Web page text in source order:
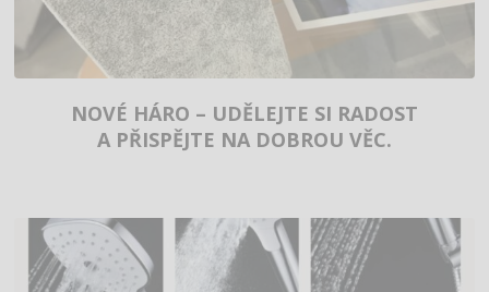
NOVÉ HÁRO – UDĚLEJTE SI RADOST
A PŘISPĚJTE NA DOBROU VĚC.